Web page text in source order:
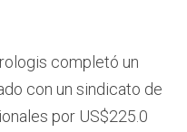
completó un
con un sindicato de
por US$225.0